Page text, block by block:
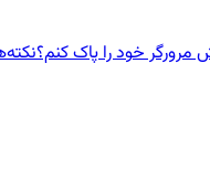
خود را پاک کنم؟